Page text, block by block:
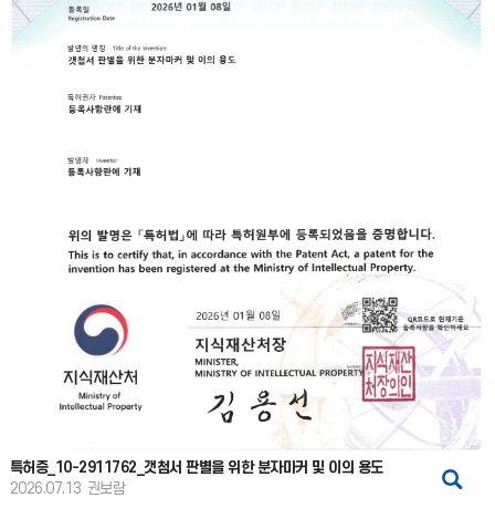
특허증_10-2911762_갯첨서 판별을 위한 분자마커 및 이의 용도
2026.07.13 권보람